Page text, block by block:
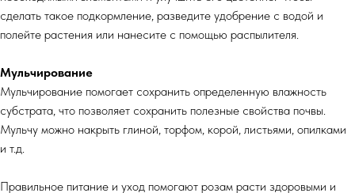
сделать такое подкормление, разведите удобрение с водой и
полейте растения или нанесите с помощью распылителя.
Мульчирование
Мульчирование помогает сохранить определенную влажность
субстрата, что позволяет сохранить полезные свойства почвы.
Мульчу можно накрыть глиной, торфом, корой, листьями, опилками
и т.д.
Правильное питание и уход помогают розам расти здоровыми и